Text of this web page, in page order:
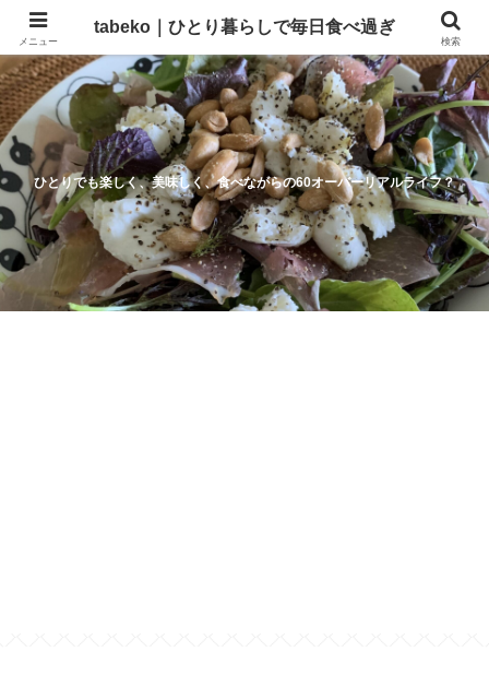
ひとりでも楽しく、美味しく、食べながらの60オーバーリアルライフ？
メニュー
tabeko｜ひとり暮らしで毎日食べ過ぎ
検索